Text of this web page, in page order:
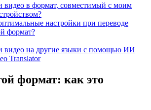
видео в формат, совместимый с моим
настройки при переводе
формат?
видео на другие языки с помощью ИИ
Translator
формат: как это